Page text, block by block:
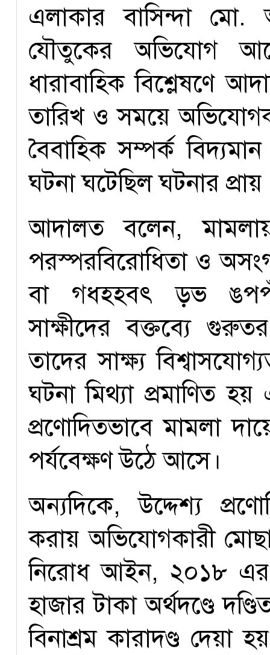
এলাকার বাসিন্দা মো.
যৌতুকের অভিযোগ
ধারাবাহিক বিশ্লেষণে
তারিখ ও সময়ে
বৈবাহিক সম্পর্ক
ঘটনা ঘটেছিল ঘটনার
আদালত বলেন, মামলায়
পরস্পরবিরোধিতা ও
বা গধহহবৎ ড়ভ
সাক্ষীদের বক্তব্যে
তাদের সাক্ষ্য
ঘটনা মিথ্যা প্রমাণিত
প্রণোদিতভাবে মামলা
পর্যবেক্ষণ উঠে আসে।
অন্যদিকে, উদ্দেশ্য
করায় অভিযোগকারী
নিরোধ আইন, ২০১৮ এর
হাজার টাকা অর্থদণ্ডে
বিনাশ্রম কারাদণ্ড